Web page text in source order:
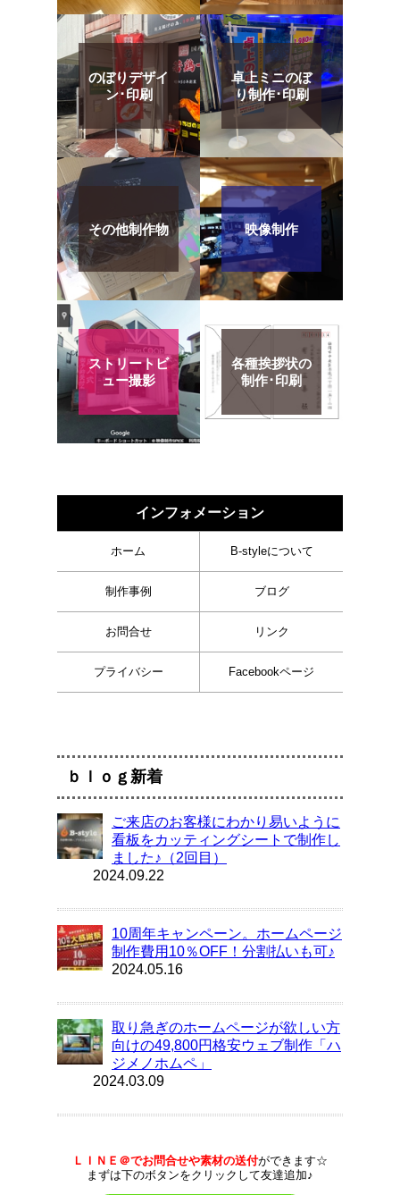
のぼりデザイ
ン･印刷
卓上ミニのぼ
り制作･印刷
その他制作物 映像制作
ストリートビ
ュー撮影
各種挨拶状の
制作･印刷
インフォメーション
ホーム B-styleについて
制作事例 ブログ
お問合せ リンク
プライバシー Facebookページ
ｂｌｏｇ新着
ご来店のお客様にわかり易いように
看板をカッティングシートで制作し
ました♪（2回目）
2024.09.22
10周年キャンペーン。ホームページ
制作費用10％OFF！分割払いも可♪
2024.05.16
取り急ぎのホームページが欲しい方
向けの49,800円格安ウェブ制作「ハ
ジメノホムペ」
2024.03.09
ＬＩＮＥ＠でお問合せや素材の送付ができます☆
まずは下のボタンをクリックして友達追加♪